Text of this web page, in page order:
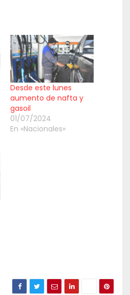
Desde este lunes
aumento de nafta y
gasoil
01/07/2024
En «Nacionales»